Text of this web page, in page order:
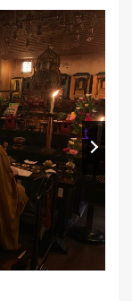
Next